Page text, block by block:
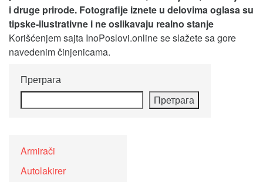
i druge prirode. Fotografije iznete u delovima oglasa su
tipske-ilustrativne i ne oslikavaju realno stanje
Korišćenjem sajta InoPoslovi.online se slažete sa gore
navedenim činjenicama.
Претрага
Претрага
Armirači
Autolakirer